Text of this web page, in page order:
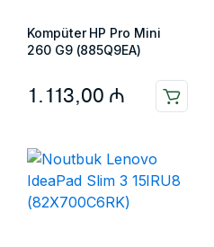
Kompüter HP Pro Mini
260 G9 (885Q9EA)
1.113,00 ₼